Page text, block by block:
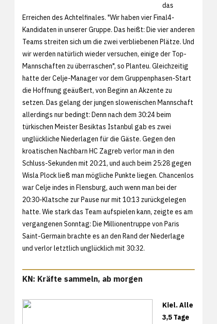
das
Erreichen des Achtelfinales. "Wir haben vier Final4-
Kandidaten in unserer Gruppe. Das heißt: Die vier anderen
Teams streiten sich um die zwei verbliebenen Plätze. Und
wir werden natürlich wieder versuchen, einige der Top-
Mannschaften zu überraschen", so Planteu. Gleichzeitig
hatte der Celje-Manager vor dem Gruppenphasen-Start
die Hoffnung geäußert, von Beginn an Akzente zu
setzen. Das gelang der jungen slowenischen Mannschaft
allerdings nur bedingt: Denn nach dem 30:24 beim
türkischen Meister Besiktas Istanbul gab es zwei
unglückliche Niederlagen für die Gäste. Gegen den
kroatischen Nachbarn HC Zagreb verlor man in den
Schluss-Sekunden mit 20:21, und auch beim 25:28 gegen
Wisla Plock ließ man mögliche Punkte liegen. Chancenlos
war Celje indes in Flensburg, auch wenn man bei der
20:30-Klatsche zur Pause nur mit 10:13 zurückgelegen
hatte. Wie stark das Team aufspielen kann, zeigte es am
vergangenen Sonntag: Die Millionentruppe von Paris
Saint-Germain brachte es an den Rand der Niederlage
und verlor letztlich unglücklich mit 30:32.
KN: Kräfte sammeln, ab morgen
Kiel. Alle
3,5 Tage